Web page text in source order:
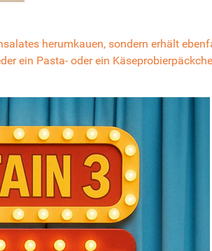
herumkauen, sondern erhält
ein Pasta- oder ein